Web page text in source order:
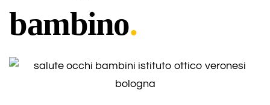
bambino